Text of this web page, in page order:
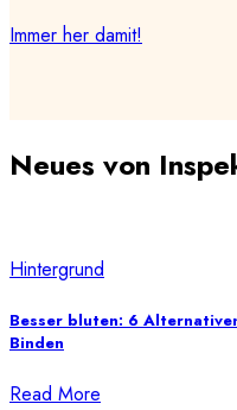
Immer her damit!
Neues von
Hintergrund
Besser bluten: 6
Binden
Read More